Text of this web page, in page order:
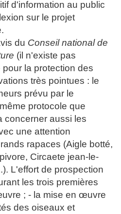
d'information au public
sur le projet
du Conseil national de
(il n'existe pas
la protection des
très pointues : le
prévu par le
protocole que
concerner aussi les
une attention
rapaces (Aigle botté,
Circaete jean-le-
L'effort de prospection
les trois premières
; - la mise en œuvre
des oiseaux et